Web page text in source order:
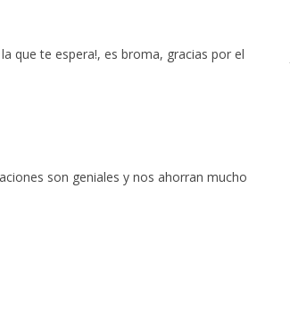
que te espera!, es broma, gracias por el
son geniales y nos ahorran mucho